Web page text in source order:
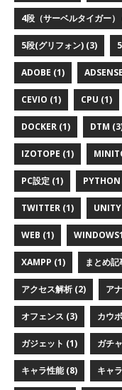
4段（サーベルタイガー
5段(グリフォン) (3)
ADOBE (1)
CEVIO (1) CPU (1)
DOCKER (1) DTM
IZOTOPE (1)
PC設定 (1)
TWITTER (1)
WEB (1)
XAMPP (1) まとめ
アクセス解析 (2) ア
オフェンス (3) カウ
ガジェット (1) ガチ
キャラ性能 (8) キャ